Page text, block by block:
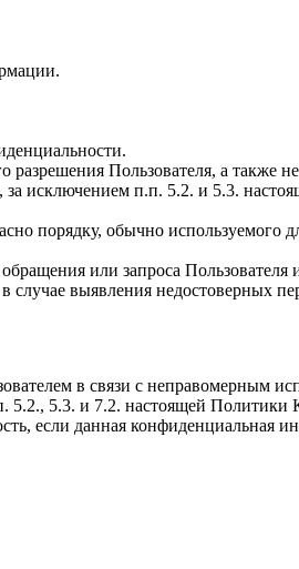
Пользователя, а также
исключением п.п. 5.2. и 5.3.
порядку, обычно используемого
или запроса Пользователя
случае выявления недостоверных
в связи с неправомерным
5.2., 5.3. и 7.2. настоящей Политики
если данная конфиденциальная